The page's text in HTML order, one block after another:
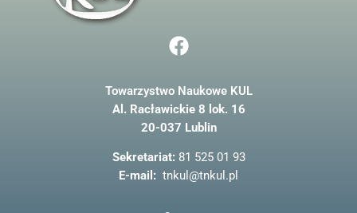
F
a
e
b
o
o
k
Towarzystwo Naukowe KUL
Al. Racławickie 8 lok. 16
20-037 Lublin
Sekretariat: 81 525 01 93
E-mail: tnkul@tnkul.pl